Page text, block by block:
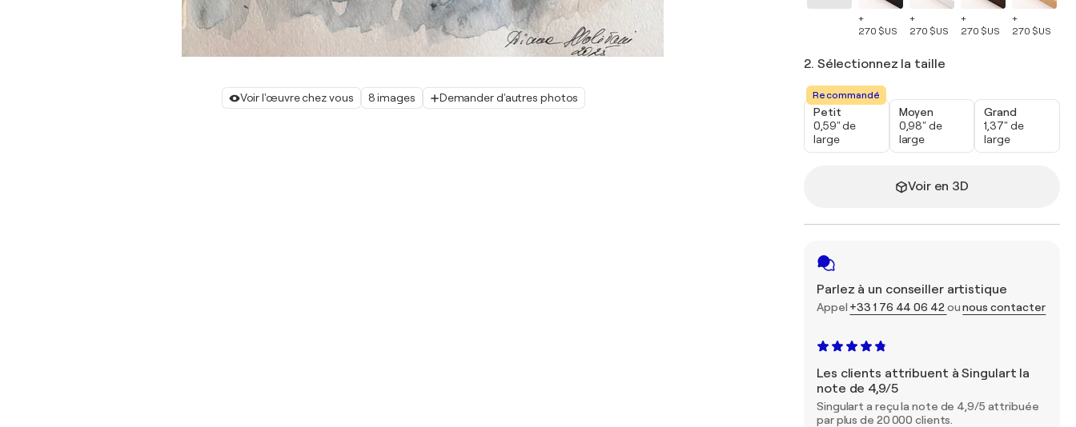
Voir l'œuvre chez vous 8 images Demander d'autres photos
+
270 $US
+
270 $US
+
270 $US
+
270 $US
2. Sélectionnez la taille
Recommandé
Petit
0,59" de
large
Moyen
0,98" de
large
Grand
1,37" de
large
Voir en 3D
Parlez à un conseiller artistique
Appel +33 1 76 44 06 42 ounous contacter
Les clients attribuent à Singulart la
note de 4,9/5
Singulart a reçu la note de 4,9/5 attribuée
par plus de 20 000 clients.